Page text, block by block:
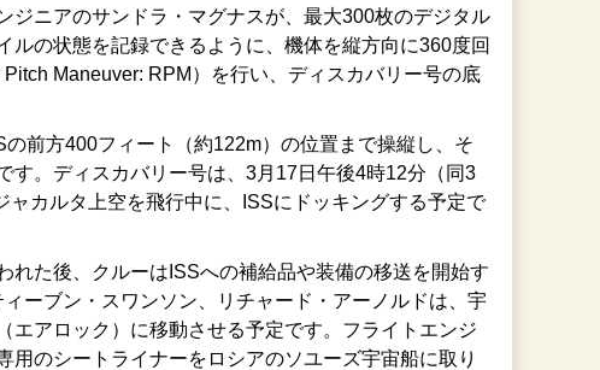
ジニアのサンドラ・マグナスが、最大300枚のデジタル
ルの状態を記録できるように、機体を縦方向に360度回
Maneuver: RPM）を行い、ディスカバリー号の底
前方400フィート（約122m）の位置まで操縦し、そ
す。ディスカバリー号は、3月17日午後4時12分（同3
ャカルタ上空を飛行中に、ISSにドッキングする予定で
れた後、クルーはISSへの補給品や装備の移送を開始す
ーブン・スワンソン、リチャード・アーノルドは、宇
エアロック）に移動させる予定です。フライトエンジ
用のシートライナーをロシアのソユーズ宇宙船に取り